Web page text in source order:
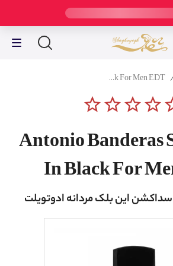
Antonio Banderas Seduction In Black For Men EDT
star_borderstar_borderstar_borderstar_border
Antonio Banderas
In Black For
سداکشن این بلک مردانه ادوتویلت